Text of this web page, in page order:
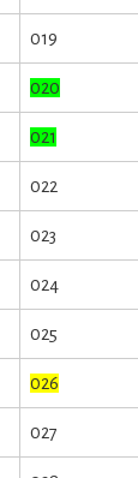
019
020
021
022
023
024
025
026
027